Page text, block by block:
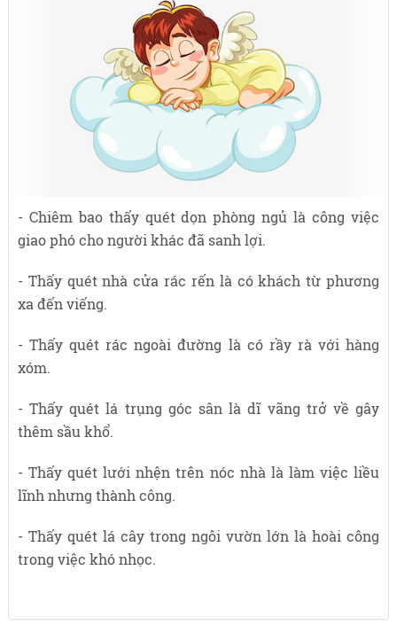
- Chiêm bao thấy quét dọn phòng ngủ là công việc
giao phó cho người khác đã sanh lợi.
- Thấy quét nhà cửa rác rến là có khách từ phương
xa đến viếng.
- Thấy quét rác ngoài đường là có rầy rà với hàng
xóm.
- Thấy quét lá trụng góc sân là dĩ vãng trở về gây
thêm sầu khổ.
- Thấy quét lưới nhện trên nóc nhà là làm việc liều
lĩnh nhưng thành công.
- Thấy quét lá cây trong ngôi vườn lớn là hoài công
trong việc khó nhọc.